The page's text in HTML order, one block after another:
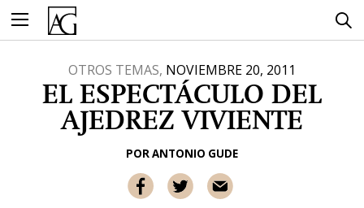
contenido
OTROS TEMAS, NOVIEMBRE 20, 2011
EL ESPECTÁCULO DEL
AJEDREZ VIVIENTE
PORANTONIO GUDE